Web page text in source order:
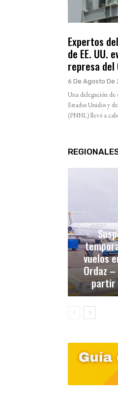
Expertos
de EE. UU.
represa del
6 De Agosto De
Una delegación de
Estados Unidos y
(PNNL) llevó a
vuelos
Ordaz
partir